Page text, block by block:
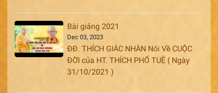
Bài giảng 2021
Dec 03, 2023
ĐĐ. THÍCH GIÁC NHÀN Nói Về CUỘC
ĐỜI của HT. THÍCH PHỔ TUỆ ( Ngày
31/10/2021 )